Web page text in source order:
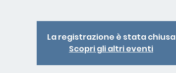
La registrazione è stata chiusa
Scopri gli altri eventi